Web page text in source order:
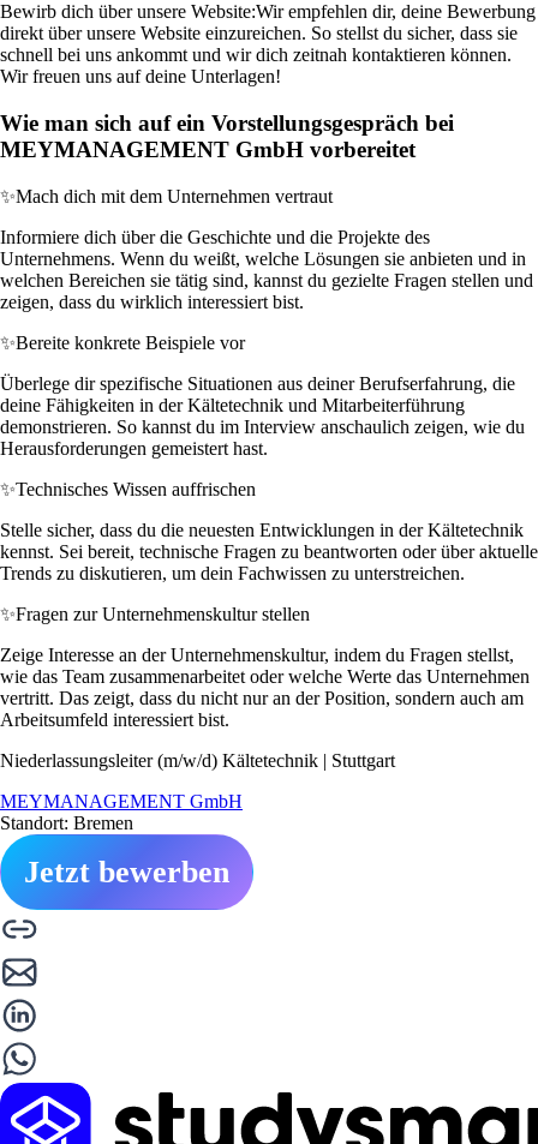
Bewirb dich über unsere Website:Wir empfehlen dir, deine Bewerbung
direkt über unsere Website einzureichen. So stellst du sicher, dass sie
schnell bei uns ankommt und wir dich zeitnah kontaktieren können.
Wir freuen uns auf deine Unterlagen!
Wie man sich auf ein Vorstellungsgespräch bei
MEYMANAGEMENT GmbH vorbereitet
✨Mach dich mit dem Unternehmen vertraut
Informiere dich über die Geschichte und die Projekte des
Unternehmens. Wenn du weißt, welche Lösungen sie anbieten und in
welchen Bereichen sie tätig sind, kannst du gezielte Fragen stellen und
zeigen, dass du wirklich interessiert bist.
✨Bereite konkrete Beispiele vor
Überlege dir spezifische Situationen aus deiner Berufserfahrung, die
deine Fähigkeiten in der Kältetechnik und Mitarbeiterführung
demonstrieren. So kannst du im Interview anschaulich zeigen, wie du
Herausforderungen gemeistert hast.
✨Technisches Wissen auffrischen
Stelle sicher, dass du die neuesten Entwicklungen in der Kältetechnik
kennst. Sei bereit, technische Fragen zu beantworten oder über aktuelle
Trends zu diskutieren, um dein Fachwissen zu unterstreichen.
✨Fragen zur Unternehmenskultur stellen
Zeige Interesse an der Unternehmenskultur, indem du Fragen stellst,
wie das Team zusammenarbeitet oder welche Werte das Unternehmen
vertritt. Das zeigt, dass du nicht nur an der Position, sondern auch am
Arbeitsumfeld interessiert bist.
Niederlassungsleiter (m/w/d) Kältetechnik | Stuttgart
MEYMANAGEMENT GmbH
Standort: Bremen
Jetzt bewerben